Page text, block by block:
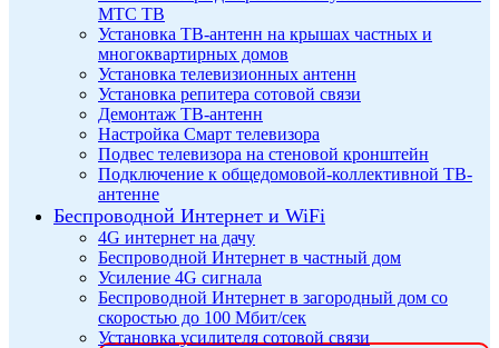
МТС ТВ
Установка ТВ-антенн на крышах частных и
многоквартирных домов
Установка телевизионных антенн
Установка репитера сотовой связи
Демонтаж ТВ-антенн
Настройка Смарт телевизора
Подвес телевизора на стеновой кронштейн
Подключение к общедомовой-коллективной ТВ-
антенне
Беспроводной Интернет и WiFi
4G интернет на дачу
Беспроводной Интернет в частный дом
Усиление 4G сигнала
Беспроводной Интернет в загородный дом со
скоростью до 100 Мбит/сек
Установка усилителя сотовой связи